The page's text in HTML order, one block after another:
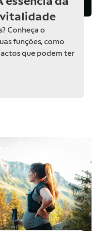
vitalidade
Conheça o
funções, como
que podem ter